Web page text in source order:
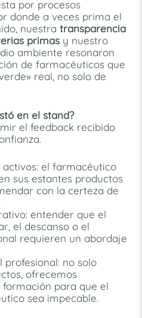
por procesos
donde a veces prima el
nuestra transparencia
primasy nuestro
ambiente resonaron
de farmacéuticos que
real, no solo de
en el stand?
el feedback recibido
activos: el farmacéutico
sus estantes productos
con la certeza de
entender que el
el descanso o el
requieren un abordaje
profesional: no solo
ofrecemos
para que el
sea impecable.